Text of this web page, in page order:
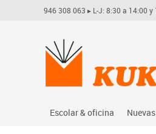
946 308 063 ▸ L-J: 8:30 a 14:00
Escolar & oficina